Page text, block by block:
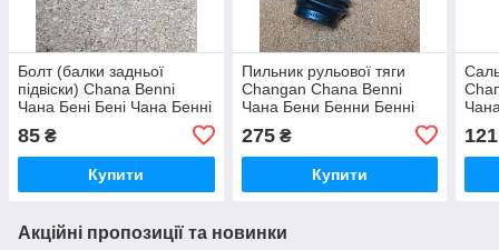
Болт (балки задньої
підвіски) Сhana Benni
Чана Бені Бені Чана Бенні
85 ₴
Купити
Пильник рульової тяги
Changan Chana Benni
Чана Бени Бенни Бенні
275₴
Купити
121
Акційні пропозиції та новинки